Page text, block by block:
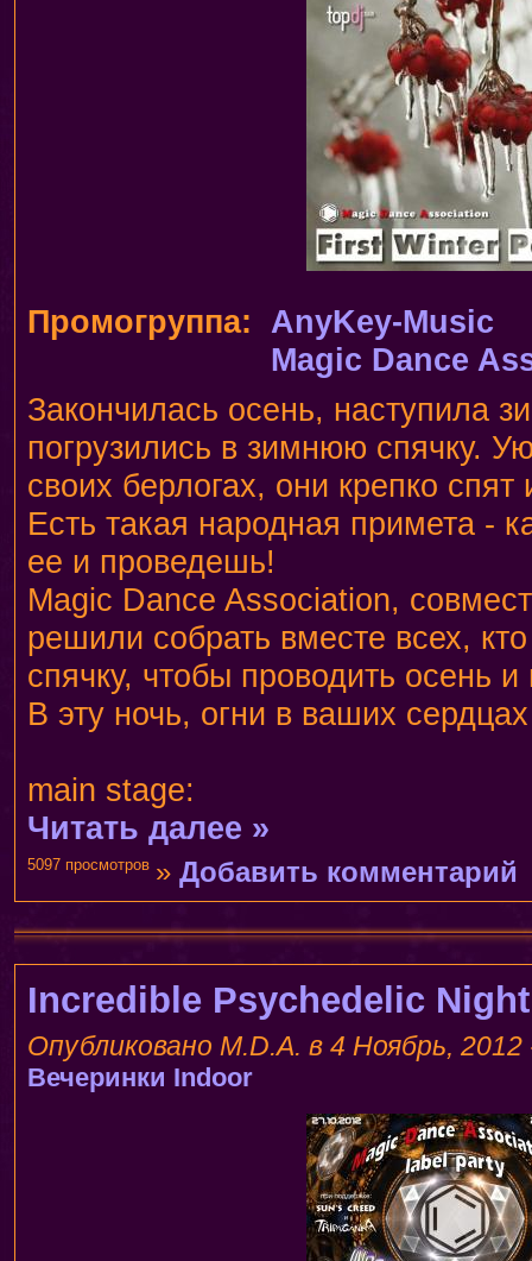
Промогруппа:
AnyKey-Music
Magic Dance
Закончилась осень, наступила
погрузились в зимнюю спячку.
своих берлогах, они крепко спят
Есть такая народная примета -
ее и проведешь!
Magic Dance Association,
решили собрать вместе всех,
спячку, чтобы проводить осень и
В эту ночь, огни в ваших сердцах
main stage:
Читать далее »
»Добавить комментарий
5097 просмотров
Incredible Psychedelic Night
Опубликовано M.D.A. в 4 Ноябрь, 2012
Вечеринки Indoor